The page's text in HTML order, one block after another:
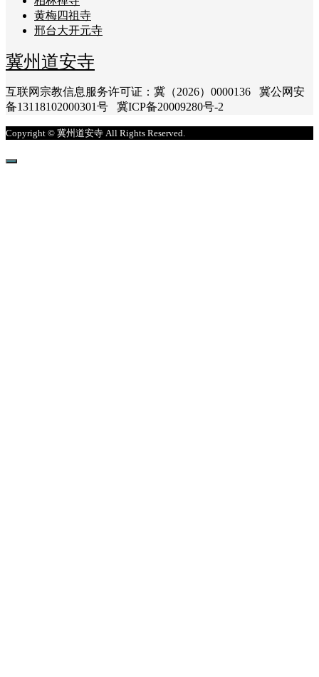
黄梅四祖寺
邢台大开元寺
冀州道安寺
互联网宗教信息服务许可证：冀（2026）0000136 冀公网安
备13118102000301号 冀ICP备20009280号-2
Copyright © 冀州道安寺 All Rights Reserved.